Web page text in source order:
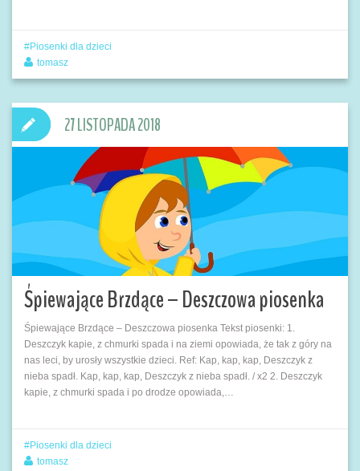
Piosenki dla dzieci
tomasz
Śpiewające Brzdące – Deszczowa piosenka
Śpiewające Brzdące – Deszczowa piosenka Tekst piosenki: 1.
Deszczyk kapie, z chmurki spada i na ziemi opowiada, że tak z góry na
nas leci, by urosły wszystkie dzieci. Ref: Kap, kap, kap, Deszczyk z
nieba spadł. Kap, kap, kap, Deszczyk z nieba spadł. / x2 2. Deszczyk
kapie, z chmurki spada i po drodze opowiada,…
27 LISTOPADA 2018
Piosenki dla dzieci
tomasz